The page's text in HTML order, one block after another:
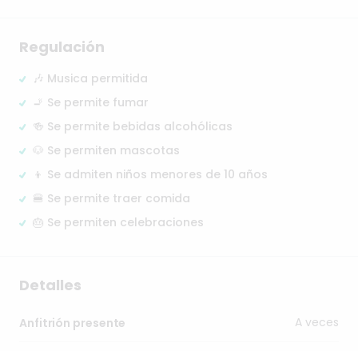
Regulación
🎶 Musica permitida
🚬 Se permite fumar
🍻 Se permite bebidas alcohólicas
🐶 Se permiten mascotas
👦 Se admiten niños menores de 10 años
🍔 Se permite traer comida
🎂 Se permiten celebraciones
Detalles
Anfitrión presente A veces